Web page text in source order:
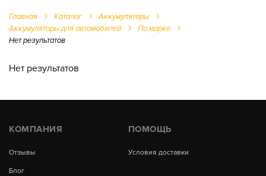
Главная Каталог
Аккумуляторы
Аккумуляторы для автомобилей
По марке
Нет результатов
Нет результатов
КОМПАНИЯ
Отзывы
Блог
ПОМОЩЬ
Условия доставки